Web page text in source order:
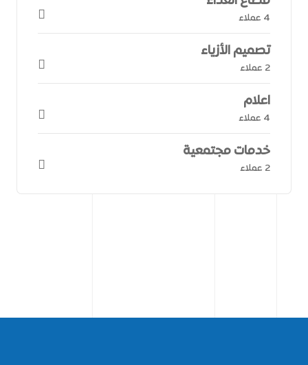
4 عملاء
تصميم الأزياء
2 عملاء
اعلام
4 عملاء
خدمات مجتمعية
2 عملاء